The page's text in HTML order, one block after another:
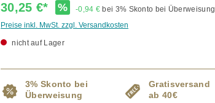
30,25 €* % -0,94 € bei 3% Skonto bei Überweisung
Preise inkl. MwSt. zzgl. Versandkosten
nicht auf Lager
3% Skonto bei
Überweisung
Gratisversand
ab 40€